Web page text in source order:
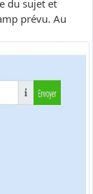
du sujet et
prévu. Au